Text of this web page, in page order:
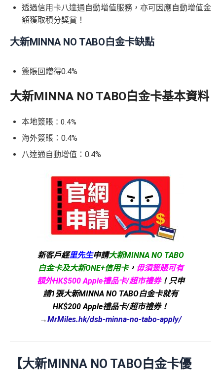
透過信用卡八達通自動增值服務，亦可因應自動增值金
額獲取積分獎賞！
大新MINNA NO TABO白金卡缺點
簽賬回贈得0.4%
大新MINNA NO TABO白金卡基本資料
本地簽賬 ：0.4%
海外簽賬：0.4%
八達通自動增值：0.4%
新客戶經里先生申請大新MINNA NO TABO
白金卡及大新ONE+信用卡， 毋須簽賬可有
額外HK$500 Apple禮品卡/超市禮券！只申
請1張大新MINNA NO TABO白金卡就有
HK$200 Apple禮品卡/超市禮券！
→MrMiles.hk/dsb-minna-no-tabo-apply/
【大新MINNA NO TABO白金卡優